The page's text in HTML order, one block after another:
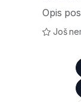
Opis
Još